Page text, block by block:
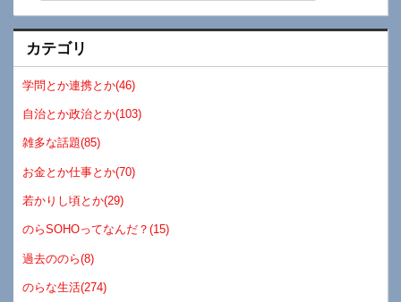
カテゴリ
学問とか連携とか(46)
自治とか政治とか(103)
雑多な話題(85)
お金とか仕事とか(70)
若かりし頃とか(29)
のらSOHOってなんだ？(15)
過去ののら(8)
のらな生活(274)